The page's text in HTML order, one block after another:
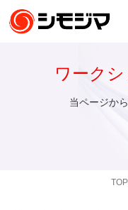
TOP
ワーク
当ページか